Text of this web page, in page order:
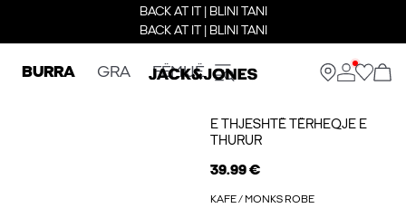
BACK AT IT | BLINI TANI
BACK AT IT | BLINI TANI
BURRA GRA FËMIJË
E THJESHTË TËRHEQJE E
THURUR
39.99 €
KAFE / MONKS ROBE